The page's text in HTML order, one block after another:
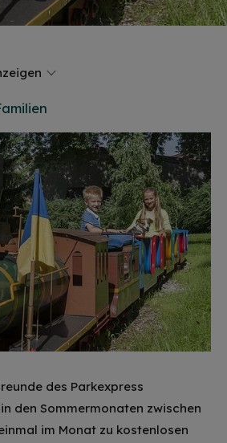
des Parkexpress
den Sommermonaten zwischen
im Monat zu kostenlosen